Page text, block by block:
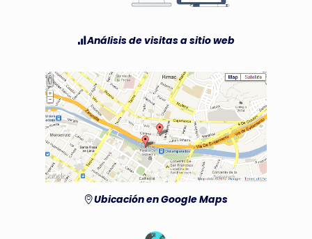
Análisis de visitas a sitio web
Ubicación en Google Maps